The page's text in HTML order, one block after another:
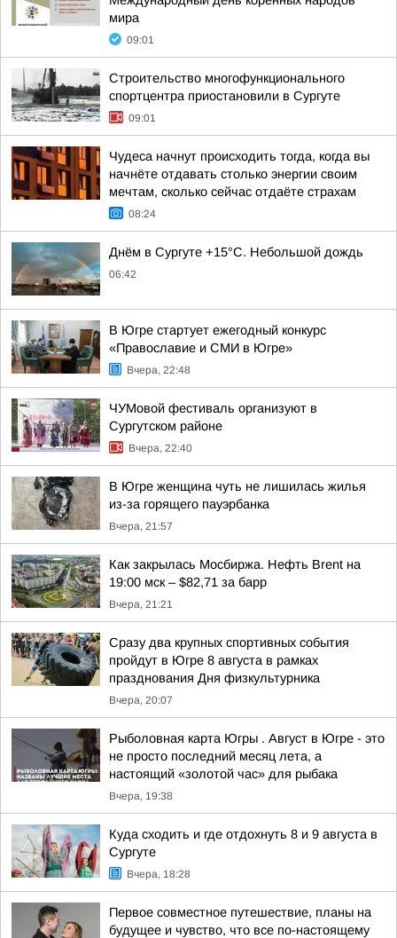
мира
09:01
Строительство многофункционального
спортцентра приостановили в Сургуте
09:01
Чудеса начнут происходить тогда, когда вы
начнёте отдавать столько энергии своим
мечтам, сколько сейчас отдаёте страхам
08:24
Днём в Сургуте +15°С. Небольшой дождь
06:42
В Югре стартует ежегодный конкурс
«Православие и СМИ в Югре»
Вчера, 22:48
ЧУМовой фестиваль организуют в
Сургутском районе
Вчера, 22:40
В Югре женщина чуть не лишилась жилья
из-за горящего пауэрбанка
Вчера, 21:57
Как закрылась Мосбиржа. Нефть Brent на
19:00 мск – $82,71 за барр
Вчера, 21:21
Сразу два крупных спортивных события
пройдут в Югре 8 августа в рамках
празднования Дня физкультурника
Вчера, 20:07
Рыболовная карта Югры . Август в Югре - это
не просто последний месяц лета, а
настоящий «золотой час» для рыбака
Вчера, 19:38
Куда сходить и где отдохнуть 8 и 9 августа в
Сургуте
Вчера, 18:28
Первое совместное путешествие, планы на
будущее и чувство, что все по-настоящему